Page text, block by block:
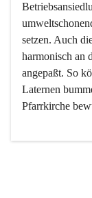
setzen. Auch
harmonisch an
angepaßt. So
Laternen
Pfarrkirche
Der Weinbau